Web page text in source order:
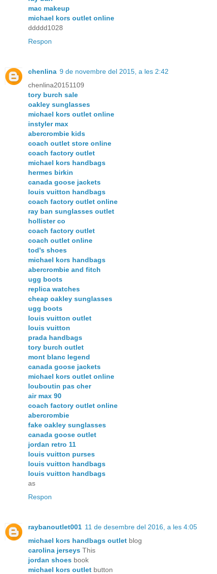
mac makeup
michael kors outlet online
ddddd1028
Respon
chenlina 9 de novembre del 2015, a les 2:42
chenlina20151109
tory burch sale
oakley sunglasses
michael kors outlet online
instyler max
abercrombie kids
coach outlet store online
coach factory outlet
michael kors handbags
hermes birkin
canada goose jackets
louis vuitton handbags
coach factory outlet online
ray ban sunglasses outlet
hollister co
coach factory outlet
coach outlet online
tod's shoes
michael kors handbags
abercrombie and fitch
ugg boots
replica watches
cheap oakley sunglasses
ugg boots
louis vuitton outlet
louis vuitton
prada handbags
tory burch outlet
mont blanc legend
canada goose jackets
michael kors outlet online
louboutin pas cher
air max 90
coach factory outlet online
abercrombie
fake oakley sunglasses
canada goose outlet
jordan retro 11
louis vuitton purses
louis vuitton handbags
louis vuitton handbags
as
Respon
raybanoutlet001 11 de desembre del 2016, a les 4:05
michael kors handbags outlet blog
carolina jerseys This
jordan shoes book
michael kors outlet button